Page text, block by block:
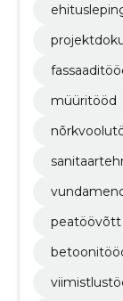
müüritööd
peatöövõtt